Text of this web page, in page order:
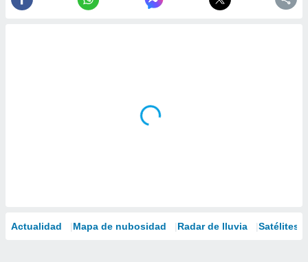
Actualidad Mapa de nubosidad Radar de lluvia Satélites